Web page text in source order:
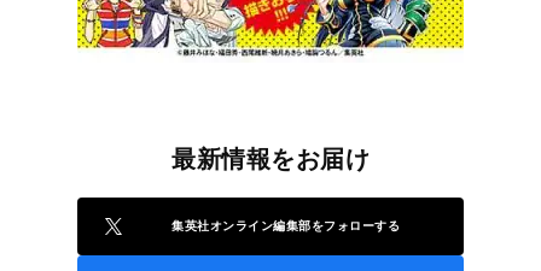
最新情報をお届け
集英社オンライン編集部をフォローする